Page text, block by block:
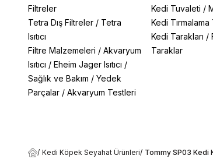
Filtreler
Tetra Dış Filtreler / Tetra
Isıtıcı
Filtre Malzemeleri / Akvaryum
Isıtıcı / Eheim Jager Isıtıcı /
Sağlık ve Bakım / Yedek
Parçalar / Akvaryum Testleri
Kedi Tuvaleti /
Kedi Tırmalama
Kedi Tarakları /
Taraklar
/ Kedi Köpek Seyahat Ürünleri/ Tommy SP03 Kedi